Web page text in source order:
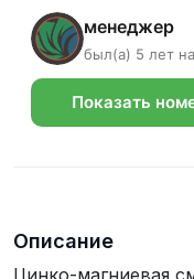
менеджер
был(а) 5 лет
Показать
Описание
Цинко-магниевая